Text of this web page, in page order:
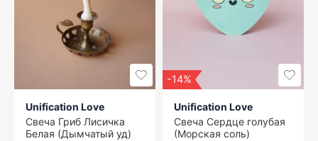
Unification Love
Свеча Гриб Лисичка
Белая (Дымчатый уд)
-14%
Unification Love
Свеча Сердце голубая
(Морская соль)